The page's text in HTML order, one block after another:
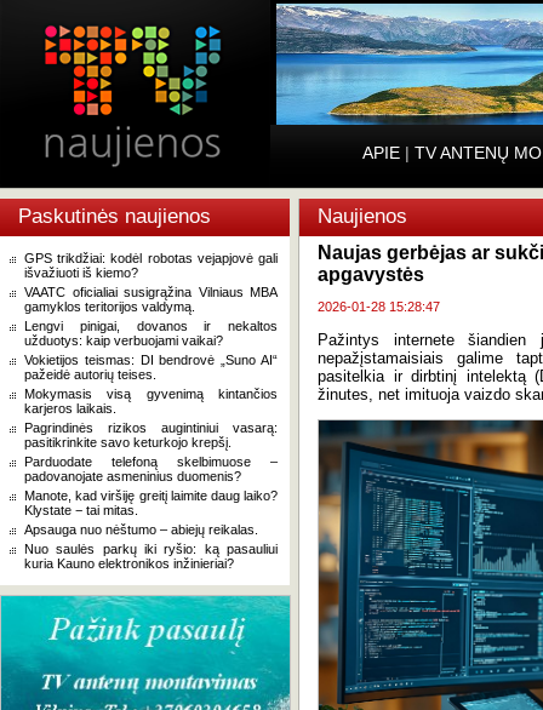
APIE | TV ANTENŲ
Paskutinės naujienos
GPS trikdžiai: kodėl robotas vejapjovė gali
išvažiuoti iš kiemo?
VAATC oficialiai susigrąžina Vilniaus MBA
gamyklos teritorijos valdymą.
Lengvi pinigai, dovanos ir nekaltos
užduotys: kaip verbuojami vaikai?
Vokietijos teismas: DI bendrovė „Suno AI“
pažeidė autorių teises.
Mokymasis visą gyvenimą kintančios
karjeros laikais.
Pagrindinės rizikos augintiniui vasarą:
pasitikrinkite savo keturkojo krepšį.
Parduodate telefoną skelbimuose –
padovanojate asmeninius duomenis?
Manote, kad viršiję greitį laimite daug laiko?
Klystate − tai mitas.
Apsauga nuo nėštumo – abiejų reikalas.
Nuo saulės parkų iki ryšio: ką pasauliui
kuria Kauno elektronikos inžinieriai?
Naujienos
Naujas gerbėjas ar
apgavystės
2026-01-28 15:28:47
Pažintys internete
nepažįstamaisiais galime
pasitelkia ir dirbtinį intelektą
žinutes, net imituoja vaizdo